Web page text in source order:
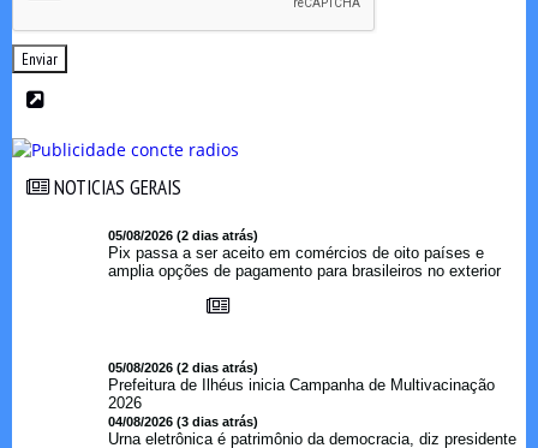
Enviar
NOTICIAS GERAIS
05/08/2026 (2 dias atrás)
Pix passa a ser aceito em comércios de oito países e
amplia opções de pagamento para brasileiros no exterior
05/08/2026 (2 dias atrás)
Prefeitura de Ilhéus inicia Campanha de Multivacinação
2026
04/08/2026 (3 dias atrás)
Urna eletrônica é patrimônio da democracia, diz presidente